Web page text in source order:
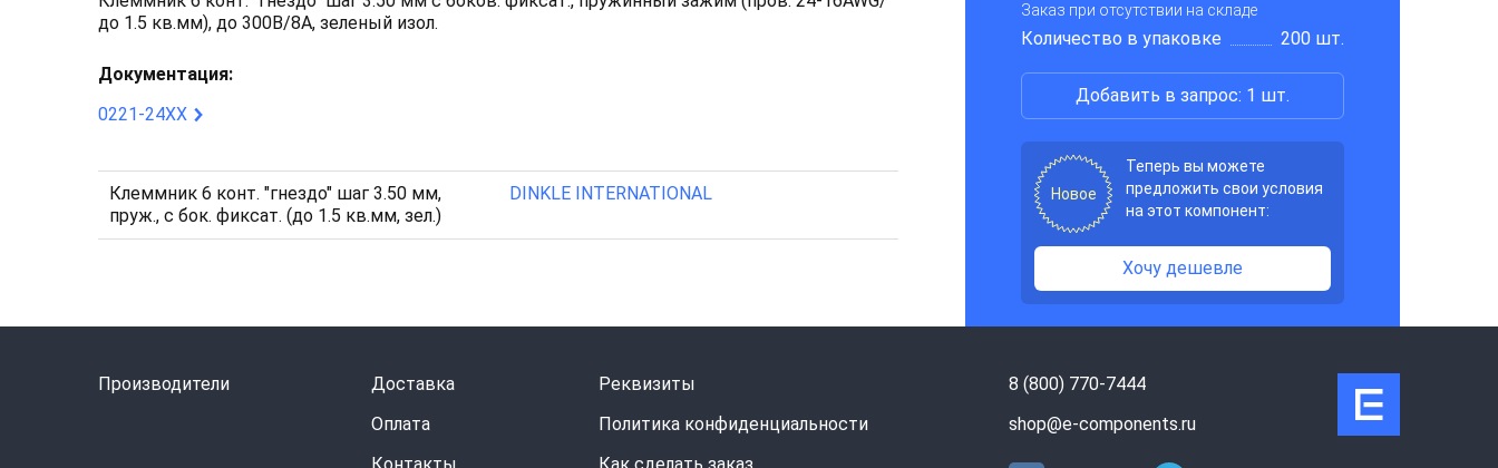
до 1.5 кв.мм), до 300В/8А, зеленый изол.
Документация:
0221-24XX
Клеммник 6 конт. "гнездо" шаг 3.50 мм,
пруж., с бок. фиксат. (до 1.5 кв.мм, зел.)
DINKLE INTERNATIONAL
Заказ при отсутствии на складе
Количество в упаковке 200 шт.
Добавить в запрос: 1 шт.
Новое
Теперь вы можете
предложить свои условия
на этот компонент:
Хочу дешевле
Производители
Доставка
Оплата
Реквизиты
Политика конфиденциальности
8 (800) 770-7444
shop@e-components.ru